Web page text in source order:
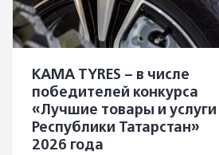
KAMA TYRES – в числе
победителей конкурса
«Лучшие товары и услуги
Республики Татарстан»
2026 года